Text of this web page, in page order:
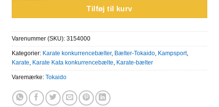
Tilføj til kurv
Varenummer (SKU): 3154000
Kategorier: Karate konkurrencebælter, Bælter-Tokaido, Kampsport,
Karate Karate Kata konkurrencebælte Karate-bælter
Varemærke: Tokaido